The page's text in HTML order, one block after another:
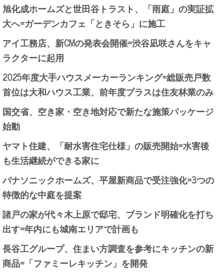
旭化成ホームズと世田谷トラスト、「雨庭」の実証拡
大へ=ガーデンカフェ「ときそら」に施工
アイ工務店、新CMの発表会開催=渋谷凪咲さんをキャ
ラクターに起用
2025年度大手ハウスメーカーランキング=総販売戸数
首位は大和ハウス工業、前年度プラスは住友林業のみ
国交省、空き家・空き地対応で新たな施策パッケージ
始動
ヤマト住建、「耐水害住宅仕様」の販売開始=水害後
も生活継続ができる家に
パナソニックホームズ、平屋新商品で受注強化=3つの
特徴的な中庭を提案
諸戸の家が代々木上原で邸宅、ブランド明確化を打ち
出す=年内にも城南エリアで計画も
長谷工グループ、住まい方調査を参考にキッチンの新
商品=「ファミーレキッチン」を開発